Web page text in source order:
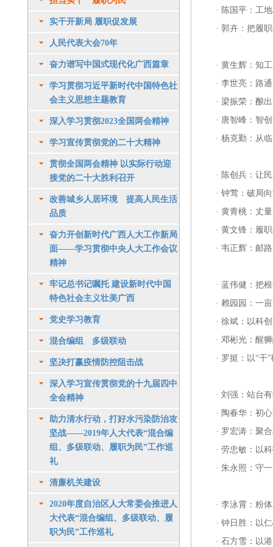
实干开新局 履职促发展
人民代表大会70年
奋力谱写中国式现代化广西篇章
学习贯彻习近平新时代中国特色社
会主义思想主题教育
深入学习贯彻2023全国两会精神
学习宣传贯彻党的二十大精神
贯彻全国两会精神 以实际行动迎
接党的二十大胜利召开
改善城乡人居环境 提高人民生活
品质
奋力开创新时代广西人大工作新局
面——学习贯彻中央人大工作会议
精神
牢记总书记嘱托 建设新时代中国
特色社会主义壮美广西
党史学习教育
混合编组 多级联动
坚决打赢疫情防控阻击战
深入学习宣传贯彻党的十九届四中
全会精神
助力清水行动，打好水污染防治攻
坚战——2019年人大代表“混合编
组、多级联动、履职为民”工作巡
礼
清廉机关建设
2020年度自治区人大常委会推进人
大代表“混合编组、多级联动、履
职为民”工作巡礼
· 陈国平：工
· 郭卉：把履
· 黄生辉：知
· 李世亮：路
· 梁振荣：酿
· 唐智峰：智
· 杨克勤：从
· 陈创兵：让
· 钟莺：破局
· 黄青桃：丈
· 黄文锋：履
· 韦正辉：邮
· 蓝伟健：把
· 赖园园：一
· 徐斌：以科
· 邓彬光：醒
· 罗挺：以“干
· 刘强：站台
· 陶春华：初
· 罗宏涛：聚
· 劳忠敏：以
· 朱永照：守
· 李泳霄：粉
· 钟日胜：以
· 石方雪：以